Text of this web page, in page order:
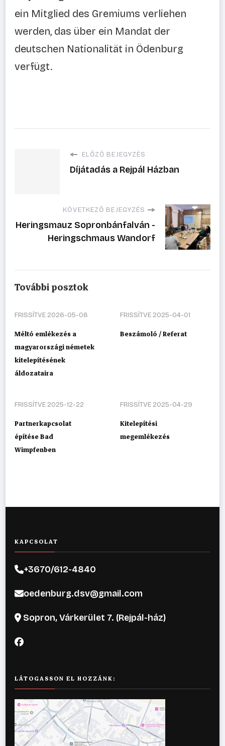
ein Mitglied des Gremiums verliehen
werden, das über ein Mandat der
deutschen Nationalität in Ödenburg
verfügt.
ELŐZŐ BEJEGYZÉS
Díjátadás a Rejpál Házban
KÖVETKEZŐ BEJEGYZÉS
Heringsmauz Sopronbánfalván -
Heringschmaus Wandorf
További posztok
FRISSÍTVE 2026-05-08
Méltó emlékezés a
magyarországi németek
kitelepítésének
áldozataira
FRISSÍTVE 2025-04-01
Beszámoló / Referat
FRISSÍTVE 2025-12-22
Partnerkapcsolat
építése Bad
Wimpfenben
FRISSÍTVE 2025-04-29
Kitelepítési
megemlékezés
KAPCSOLAT
+3670/612-4840
oedenburg.dsv@gmail.com
Sopron, Várkerület 7. (Rejpál-ház)
LÁTOGASSON EL HOZZÁNK: